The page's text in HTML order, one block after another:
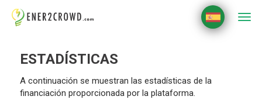
ESTADÍSTICAS
A continuación se muestran las estadísticas de la
financiación proporcionada por la plataforma.